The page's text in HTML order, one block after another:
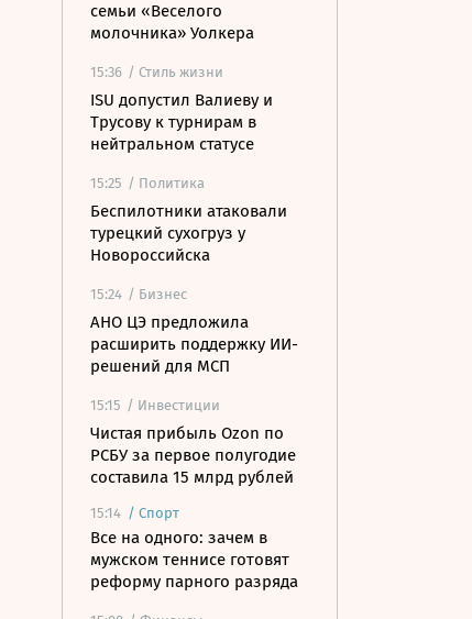
семьи «Веселого
молочника» Уолкера
15:36 / Стиль жизни
ISU допустил Валиеву и
Трусову к турнирам в
нейтральном статусе
15:25 / Политика
Беспилотники атаковали
турецкий сухогруз у
Новороссийска
15:24 / Бизнес
АНО ЦЭ предложила
расширить поддержку ИИ-
решений для МСП
15:15 / Инвестиции
Чистая прибыль Ozon по
РСБУ за первое полугодие
составила 15 млрд рублей
15:14 / Спорт
Все на одного: зачем в
мужском теннисе готовят
реформу парного разряда